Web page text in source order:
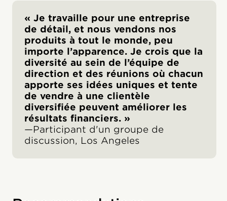
« Je travaille pour une entreprise
de détail, et nous vendons nos
produits à tout le monde, peu
importe l’apparence. Je crois que la
diversité au sein de l’équipe de
direction et des réunions où chacun
apporte ses idées uniques et tente
de vendre à une clientèle
diversifiée peuvent améliorer les
résultats financiers. »
—Participant d'un groupe de
discussion, Los Angeles